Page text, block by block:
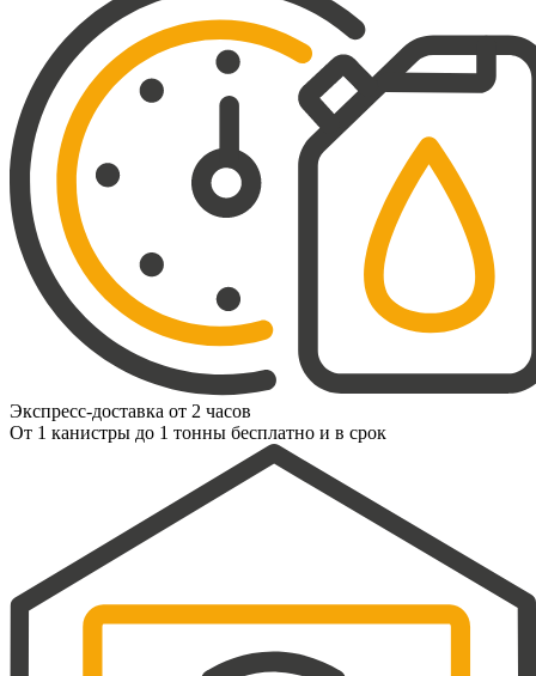
Экспресс-доставка от 2 часов
От 1 канистры до 1 тонны бесплатно и в срок